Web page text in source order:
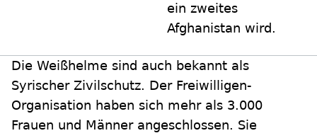
ein zweites
Afghanistan wird.
Die Weißhelme sind auch bekannt als
Syrischer Zivilschutz. Der Freiwilligen-
Organisation haben sich mehr als 3.000
Frauen und Männer angeschlossen. Sie